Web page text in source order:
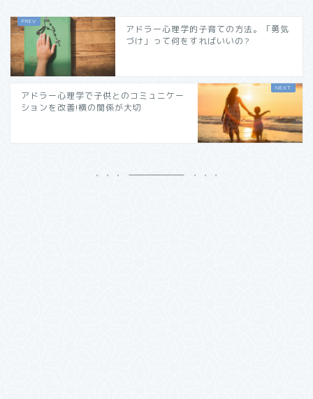
アドラー心理学的子育ての方法。「勇気
づけ」って何をすればいいの?
アドラー心理学で子供とのコミュニケー
ションを改善!横の関係が大切